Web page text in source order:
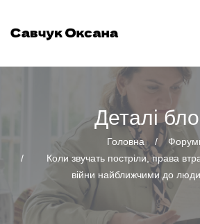
Деталі
Головна
Коли звучать постріли, права
війни найближчими до